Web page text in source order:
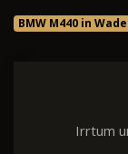
BMW M440 in
Irrtum